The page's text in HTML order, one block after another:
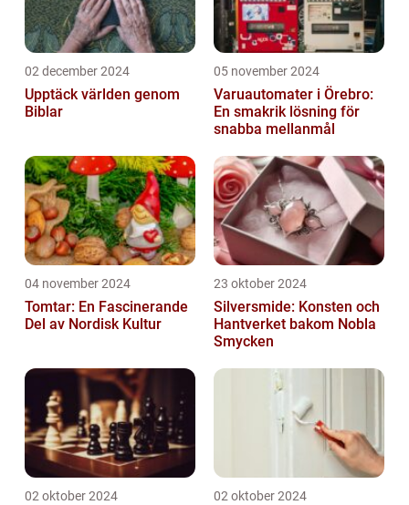
02 december 2024
Upptäck världen genom
Biblar
05 november 2024
Varuautomater i Örebro:
En smakrik lösning för
snabba mellanmål
04 november 2024
Tomtar: En Fascinerande
Del av Nordisk Kultur
23 oktober 2024
Silversmide: Konsten och
Hantverket bakom Nobla
Smycken
02 oktober 2024 02 oktober 2024